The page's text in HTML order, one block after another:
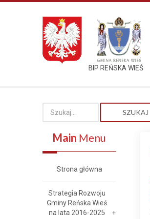
BIP REŃSKA WIEŚ
SZUKAJ
Main Menu
Strona główna
Strategia Rozwoju
Gminy Reńska Wieś
na lata 2016-2025